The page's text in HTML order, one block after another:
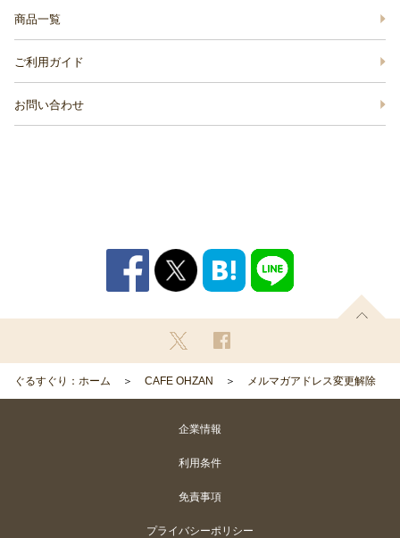
商品一覧
ご利用ガイド
お問い合わせ
ぐるすぐり：ホーム CAFE OHZAN メルマガアドレス変更解除
企業情報
利用条件
免責事項
プライバシーポリシー